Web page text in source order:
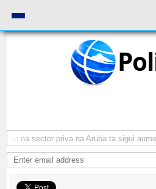
na sector priva na Aruba ta sigui